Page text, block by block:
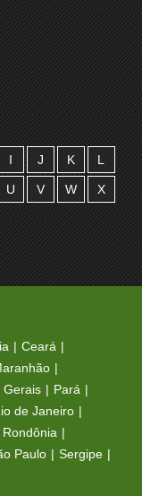
I J K L
U V W X
Ceará
Gerais
Pará
de Janeiro
Rondônia
Paulo
Sergipe